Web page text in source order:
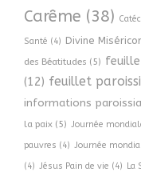
Carême (38)
Santé (4) Divine
des Béatitudes (5) feuille
(12) feuillet
informations
la paix (5) Journée
pauvres (4) Journée
(4) Jésus Pain de vie (4) La